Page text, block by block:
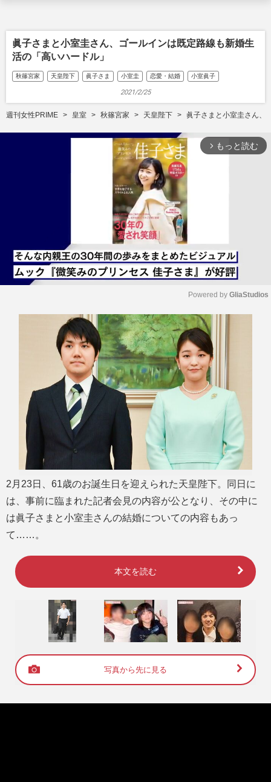
眞子さまと小室圭さん、ゴールインは既定路線も新婚生
活の「高いハードル」
秋篠宮家 天皇陛下 眞子さま 小室圭 恋愛・結婚 小室眞子
2021/2/25
週刊女性PRIME 皇室 秋篠宮家 天皇陛下 眞子さまと小室圭さん、
arrow_forward_ios もっと読む
e
Powered by GliaStudios
2月23日、61歳のお誕生日を迎えられた天皇陛下。同日に
は、事前に臨まれた記者会見の内容が公となり、その中に
は眞子さまと小室圭さんの結婚についての内容もあっ
て……。
本文を読む
写真から先に見る